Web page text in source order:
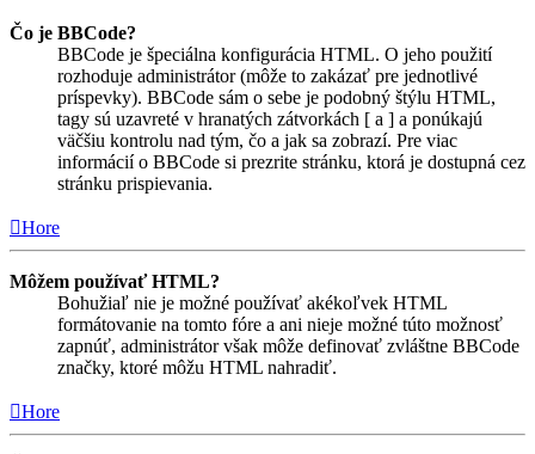
Čo je BBCode?
BBCode je špeciálna konfigurácia HTML. O jeho použití
rozhoduje administrátor (môže to zakázať pre jednotlivé
príspevky). BBCode sám o sebe je podobný štýlu HTML,
tagy sú uzavreté v hranatých zátvorkách [ a ] a ponúkajú
väčšiu kontrolu nad tým, čo a jak sa zobrazí. Pre viac
informácií o BBCode si prezrite stránku, ktorá je dostupná cez
stránku prispievania.
Hore
Môžem používať HTML?
Bohužiaľ nie je možné používať akékoľvek HTML
formátovanie na tomto fóre a ani nieje možné túto možnosť
zapnúť, administrátor však môže definovať zvláštne BBCode
značky, ktoré môžu HTML nahradiť.
Hore